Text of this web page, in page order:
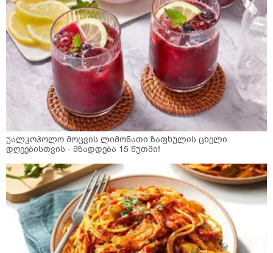
უალკოჰოლო მოცვის ლიმონათი ზაფხულის ცხელი
დღეებისთვის - მზადდება 15 წუთში!